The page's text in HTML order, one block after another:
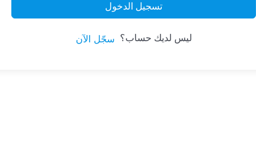
تسجيل الدخول
ليس لديك حساب؟ سجّل الآن